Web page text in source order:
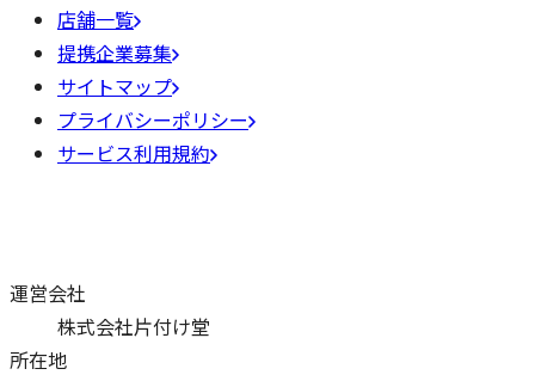
店舗一覧
提携企業募集
サイトマップ
プライバシーポリシー
サービス利用規約
運営会社
株式会社片付け堂
所在地